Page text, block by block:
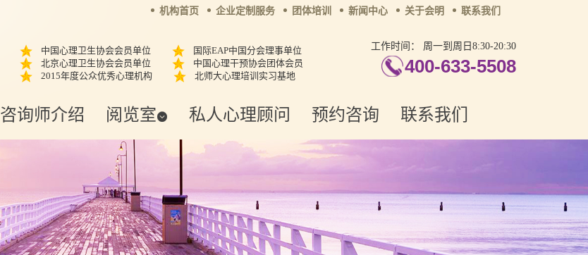
机构首页 企业定制服务 团体培训 新闻中心 关于会明 联系我们
中国心理卫生协会会员单位
国际EAP中国分会理事单位
北京心理卫生协会会员单位
中国心理干预协会团体会员
2015年度公众优秀心理机构
北师大心理培训实习基地
工作时间： 周一到周日8:30-20:30
400-633-5508
咨询师介绍 阅览室 私人心理顾问 预约咨询 联系我们